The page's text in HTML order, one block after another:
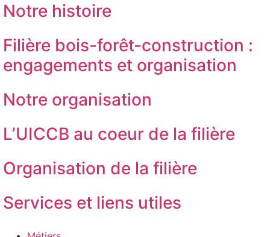
Notre histoire
Filière bois-forêt-construction :
engagements et organisation
Notre organisation
L’UICCB au coeur de la filière
Organisation de la filière
Services et liens utiles